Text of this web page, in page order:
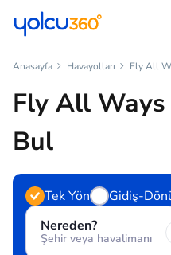
Anasayfa Havayolları Fly All
Fly All
Bul
Tek Yön
Gidiş-
Nereden?
Şehir veya havalimanı